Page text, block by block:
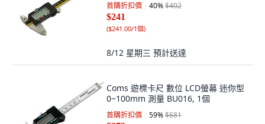
首購折扣價 40%$402
$241
($241.00/1個)
8/12 星期三 預計送達
Coms 遊標卡尺 數位 LCD螢幕 迷你型
0~100mm 測量 BU016, 1個
首購折扣價 59%$681